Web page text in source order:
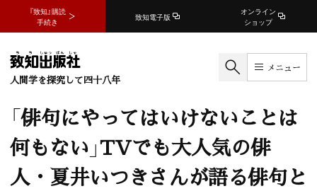
『致知』購読
手続き
致知電子版
オンライン
ショップ
人間学を探究して四十八年
メニュー
「俳句にやってはいけないことは
何もない」TVでも大人気の俳
人・夏井いつきさんが語る俳句と